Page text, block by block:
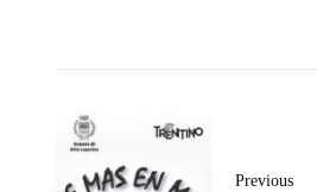
Previous